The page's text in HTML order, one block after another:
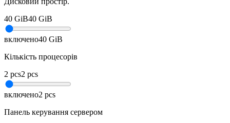
40 GiB40 GiB
включено40 GiB
Кількість процесорів
2 pcs2 pcs
включено2 pcs
Панель керування сервером